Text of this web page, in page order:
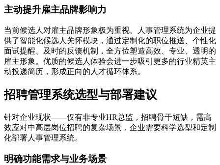
主动提升雇主品牌影响力
当前候选人对雇主品牌形象极为重视。人事管理系统为企业提
供了智能化候选人关怀模块，通过定制化的职位推送、个性化
面试提醒、及时的反馈机制，全方位塑造高效、专业、透明的
雇主形象。优质的候选人体验会进一步吸引更多的行业精英主
动投递简历，形成正向的人才循环体系。
招聘管理系统选型与部署建议
针对企业现状——仅有非专业HR总监，招聘骨干短缺，需高
效应对中高层岗位招聘的复杂场景，企业需要科学选型和定制
化部署人事管理系统。
明确功能需求与业务场景